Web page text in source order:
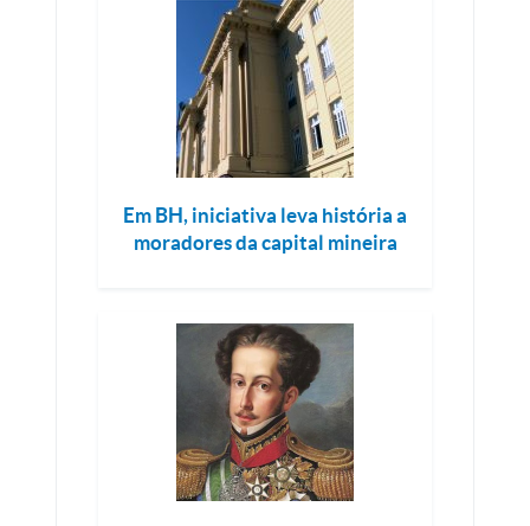
Em BH, iniciativa leva história a
moradores da capital mineira